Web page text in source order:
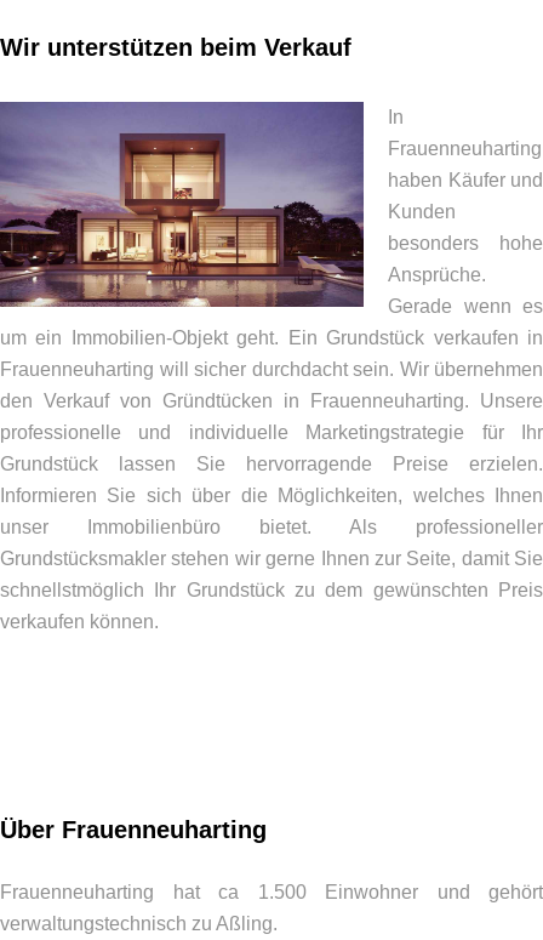
Wir unterstützen beim Verkauf
In
Frauenneuharting
haben Käufer und
Kunden
besonders hohe
Ansprüche.
Gerade wenn es
um ein Immobilien-Objekt geht. Ein Grundstück verkaufen in
Frauenneuharting will sicher durchdacht sein. Wir übernehmen
den Verkauf von Gründtücken in Frauenneuharting. Unsere
professionelle und individuelle Marketingstrategie für Ihr
Grundstück lassen Sie hervorragende Preise erzielen.
Informieren Sie sich über die Möglichkeiten, welches Ihnen
unser Immobilienbüro bietet. Als professioneller
Grundstücksmakler stehen wir gerne Ihnen zur Seite, damit Sie
schnellstmöglich Ihr Grundstück zu dem gewünschten Preis
verkaufen können.
Über Frauenneuharting
Frauenneuharting hat ca 1.500 Einwohner und gehört
verwaltungstechnisch zu Aßling.